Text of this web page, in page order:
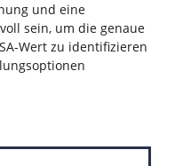
und eine
sein, um die genaue
Wert zu identifizieren